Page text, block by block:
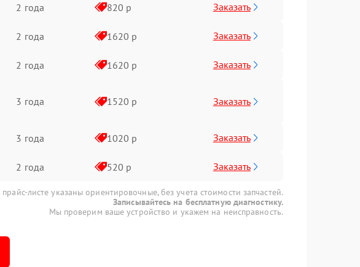
2 года 820 р Заказать
2 года 1620 р Заказать
2 года 1620 р Заказать
3 года 1520 р Заказать
3 года 1020 р Заказать
2 года 520 р Заказать
листе указаны ориентировочные, без учета стоимости запчастей.
Записывайтесь на бесплатную диагностику.
Мы проверим ваше устройство и укажем на неисправность.